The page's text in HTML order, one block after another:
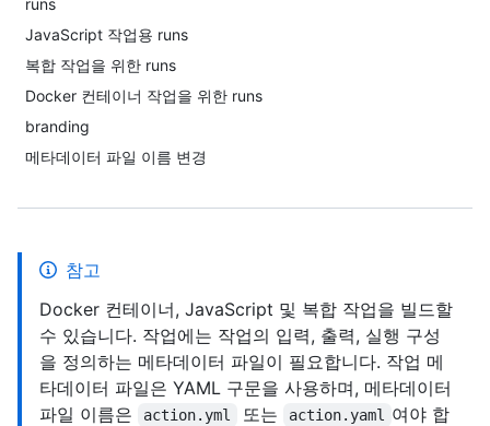
runs
JavaScript 작업용 runs
복합 작업을 위한 runs
Docker 컨테이너 작업을 위한 runs
branding
메타데이터 파일 이름 변경
참고
Docker 컨테이너, JavaScript 및 복합 작업을 빌드할
수 있습니다. 작업에는 작업의 입력, 출력, 실행 구성
을 정의하는 메타데이터 파일이 필요합니다. 작업 메
타데이터 파일은 YAML 구문을 사용하며, 메타데이터
파일 이름은
action.yml 또는 action.yaml
여야 합